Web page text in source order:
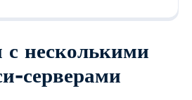
несколькими
серверами